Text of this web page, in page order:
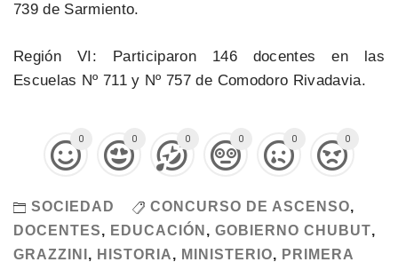
739 de Sarmiento.
Región VI: Participaron 146 docentes en las
Escuelas Nº 711 y Nº 757 de Comodoro Rivadavia.
0 0 0 0 0 0
SOCIEDAD CONCURSO DE ASCENSO,
DOCENTES, EDUCACIÓN , GOBIERNO CHUBUT,
GRAZZINI , HISTORIA, MINISTERIO, PRIMERA